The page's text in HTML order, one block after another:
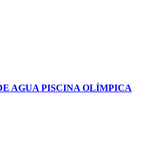
AGUA PISCINA OLÍMPICA